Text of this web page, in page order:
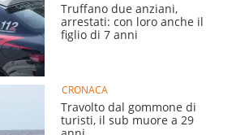
Truffano due anziani,
arrestati: con loro anche il
figlio di 7 anni
CRONACA
Travolto dal gommone di
turisti, il sub muore a 29